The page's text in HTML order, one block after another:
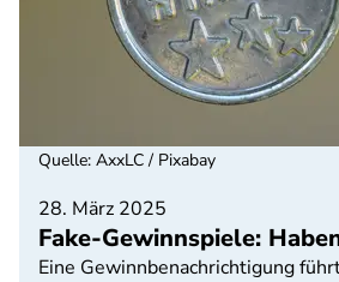
28. März 2025
Fake-Gewinnspiele:
Eine Gewinnbenachrichtigung
Quelle: AxxLC / Pixabay